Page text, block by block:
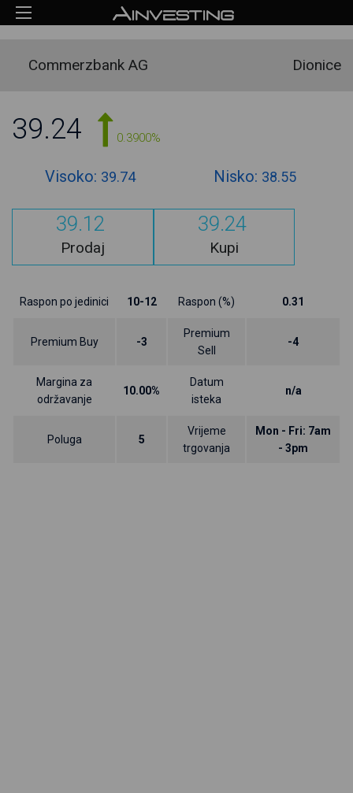
Commerzbank AG Dionice
39.24 0.3900%
Visoko: 39.74 Nisko: 38.55
39.12
Prodaj
39.24
Kupi
Raspon po jedinici 10-12 Raspon (%) 0.31
Premium Buy -3
Premium
Sell
-4
Margina za
održavanje
10.00%
Datum
isteka
n/a
Poluga 5
Vrijeme
trgovanja
Mon - Fri: 7am
- 3pm